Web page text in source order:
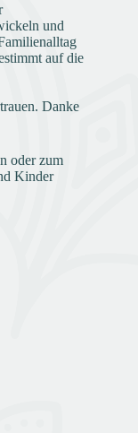
und
auf die
Danke
oder zum
Kinder